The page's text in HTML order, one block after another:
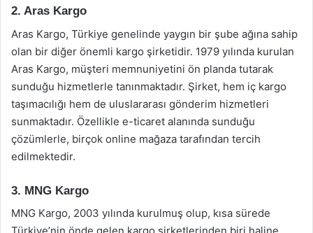
2. Aras Kargo
Aras Kargo, Türkiye genelinde yaygın bir şube ağına sahip
olan bir diğer önemli kargo şirketidir. 1979 yılında kurulan
Aras Kargo, müşteri memnuniyetini ön planda tutarak
sunduğu hizmetlerle tanınmaktadır. Şirket, hem iç kargo
taşımacılığı hem de uluslararası gönderim hizmetleri
sunmaktadır. Özellikle e-ticaret alanında sunduğu
çözümlerle, birçok online mağaza tarafından tercih
edilmektedir.
3. MNG Kargo
MNG Kargo, 2003 yılında kurulmuş olup, kısa sürede